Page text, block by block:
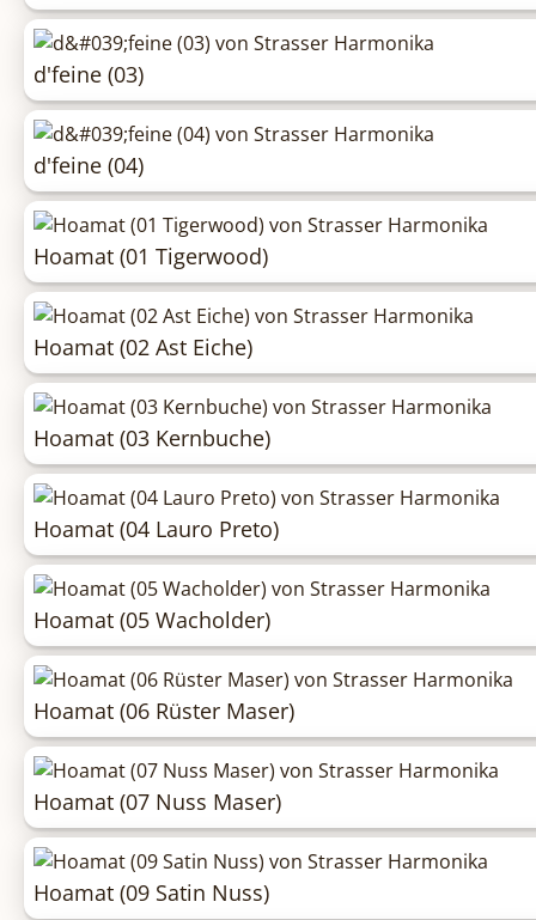
d'feine (03)
d'feine (04)
Hoamat (01 Tigerwood)
Hoamat (02 Ast Eiche)
Hoamat (03 Kernbuche)
Hoamat (04 Lauro Preto)
Hoamat (05 Wacholder)
Hoamat (06 Rüster Maser)
Hoamat (07 Nuss Maser)
Hoamat (09 Satin Nuss)